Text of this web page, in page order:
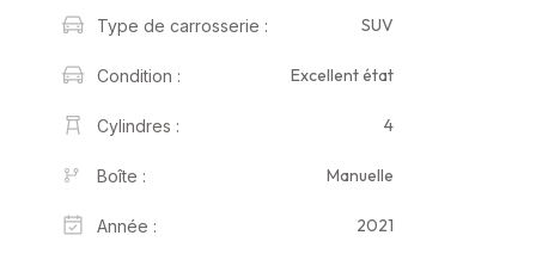
Type de carrosserie : SUV
Condition : Excellent état
Cylindres : 4
Boîte : Manuelle
Année : 2021